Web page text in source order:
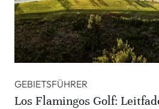
GEBIETSFÜHRER
Los Flamingos Golf: